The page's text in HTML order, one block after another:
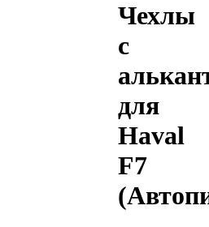
Чехлы
с
для
Haval
F7